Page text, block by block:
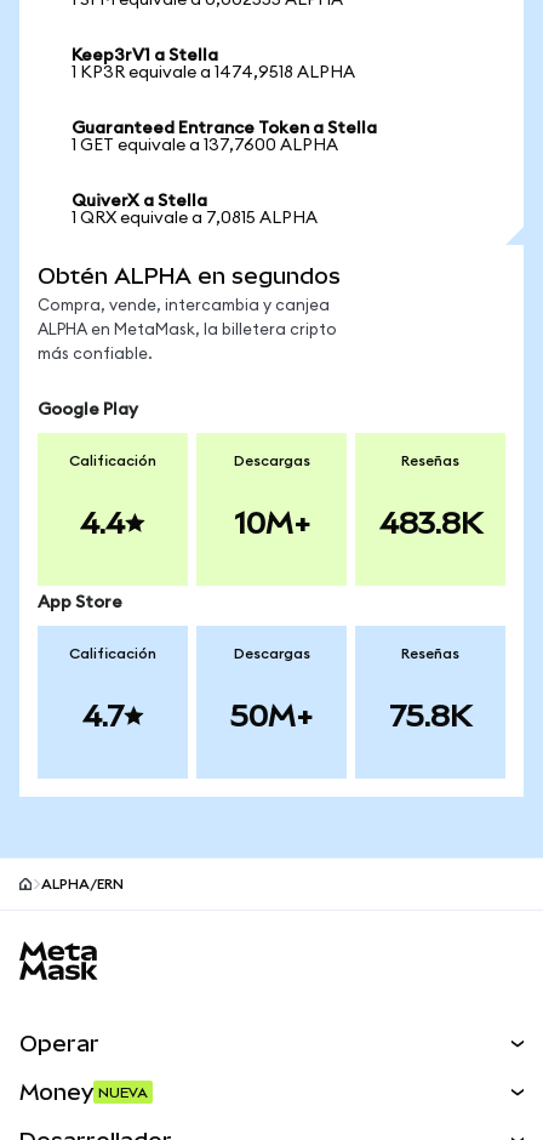
Keep3rV1 a Stella
1 KP3R equivale a 1474,9518 ALPHA
Guaranteed Entrance Token a Stella
1 GET equivale a 137,7600 ALPHA
QuiverX a Stella
1 QRX equivale a 7,0815 ALPHA
Obtén ALPHA en segundos
Compra, vende, intercambia y canjea
ALPHA en MetaMask, la billetera cripto
más confiable.
Google Play
Calificación
4.4
Descargas
10M+
Reseñas
483.8K
App Store
Calificación
4.7
Descargas
50M+
Reseñas
75.8K
ALPHA/ERN
Operar
Money NUEVA